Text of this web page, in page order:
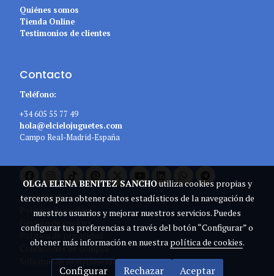
Quiénes somos
Tienda Online
Testimonios de clientes
Contacto
Teléfono:
+34 605 55 77 49
hola@elcielojuguetes.com
Campo Real-Madrid-España
Aviso legal
Política de cookies
Gestión de cookies
Política de privacidad
Condiciones de compra
Solicitud de desistimiento
OLGA ELENA BENITEZ SANCHOutiliza cookies propias y
terceros para obtener datos estadísticos de la navegación de
nuestros usuarios y mejorar nuestros servicios. Puedes
configurar tus preferencias a través del botón “Configurar” o
obtener más información en nuestra política de cookies.
Configurar Rechazar Aceptar